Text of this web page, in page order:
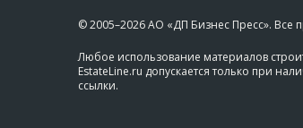
© 2005–2026 АО «ДП Бизнес Пресс». Все
Любое использование материалов
EstateLine.ru допускается только при
ссылки.